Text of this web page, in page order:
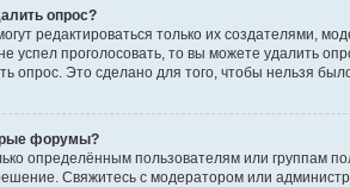
опрос?
редактироваться только их создателями,
успел проголосовать, то вы можете удалить
опрос. Это сделано для того, чтобы нельзя
форумы?
определённым пользователям или группам
Свяжитесь с модератором или